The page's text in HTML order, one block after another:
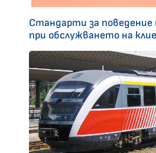
Стандарти за поведение
при обслужването на